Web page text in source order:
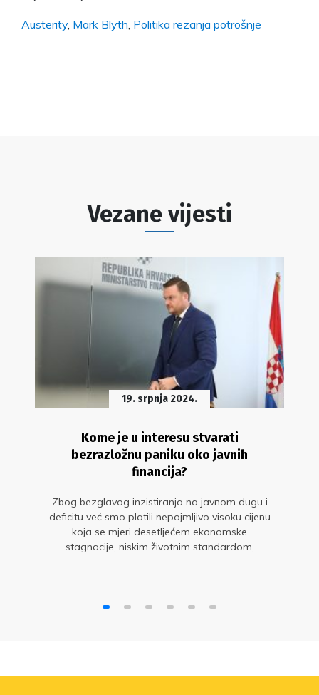
Austerity, Mark Blyth Politika rezanja potrošnje
Vezane vijesti
19. srpnja 2024.
Kome je u interesu stvarati
bezrazložnu paniku oko javnih
financija?
Zbog bezglavog inzistiranja na javnom dugu i
deficitu već smo platili nepojmljivo visoku cijenu
koja se mjeri desetljećem ekonomske
stagnacije, niskim životnim standardom,